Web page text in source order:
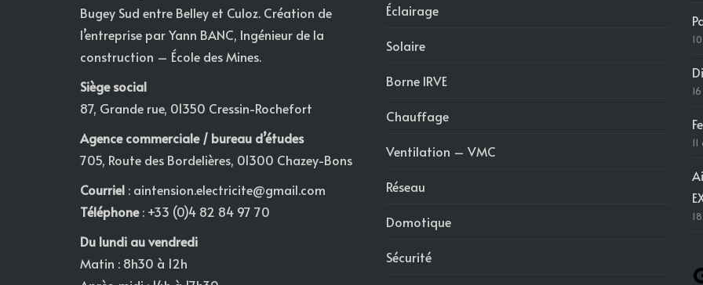
Bugey Sud entre Belley et Culoz. Création de
l’entreprise par Yann BANC, Ingénieur de la
construction – École des Mines.
Siège social
87, Grande rue, 01350 Cressin-Rochefort
Agence commerciale / bureau d’études
705, Route des Bordelières, 01300 Chazey-Bons
Courriel : aintension.electricite@gmail.com
Téléphone: +33 (0)4 82 84 97 70
Du lundi au vendredi
Matin : 8h30 à 12h
Éclairage
Solaire
Borne IRVE
Chauffage
Ventilation – VMC
Réseau
Domotique
Sécurité